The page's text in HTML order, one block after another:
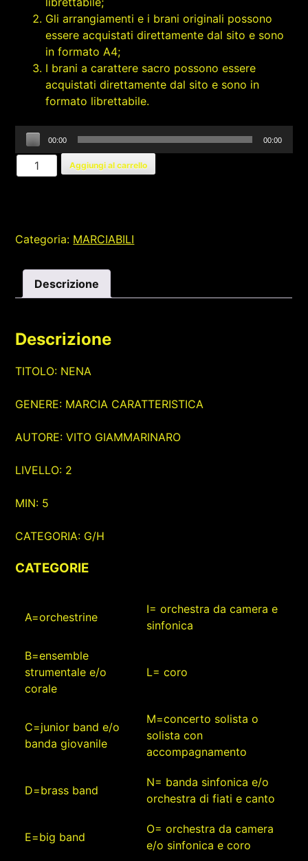
Gli arrangiamenti e i brani originali possono
essere acquistati direttamente dal sito e sono
in formato A4;
I brani a carattere sacro possono essere
acquistati direttamente dal sito e sono in
formato librettabile.
Audio
Player
00:00 00:00
NENA
quantità
Aggiungi al carrello
Categoria: MARCIABILI
Descrizione
Descrizione
TITOLO: NENA
GENERE: MARCIA CARATTERISTICA
AUTORE: VITO GIAMMARINARO
LIVELLO: 2
MIN: 5
CATEGORIA: G/H
CATEGORIE
A=orchestrine
I= orchestra da camera e
sinfonica
B=ensemble
strumentale e/o
corale
L= coro
C=junior band e/o
banda giovanile
M=concerto solista o
solista con
accompagnamento
D=brass band
N= banda sinfonica e/o
orchestra di fiati e canto
E=big band
O= orchestra da camera
e/o sinfonica e coro